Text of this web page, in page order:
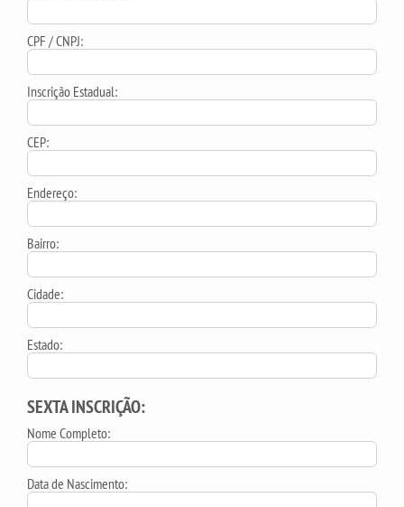
CPF / CNPJ:
Inscrição Estadual:
CEP:
Endereço:
Bairro:
Cidade:
Estado:
SEXTA INSCRIÇÃO:
Nome Completo:
Data de Nascimento: